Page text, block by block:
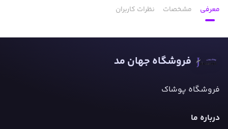
معرفی مشخصات نظرات کاربران
فروشگاه جهان مد
فروشگاه پوشاک
درباره ما